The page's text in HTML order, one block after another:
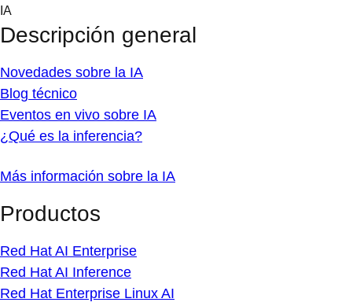
Skip
content
IA
Descripción general
Novedades sobre la IA
Blog técnico
Eventos en vivo sobre IA
¿Qué es la inferencia?
Más información sobre la IA
Productos
Red Hat AI Enterprise
Red Hat AI Inference
Red Hat Enterprise Linux AI